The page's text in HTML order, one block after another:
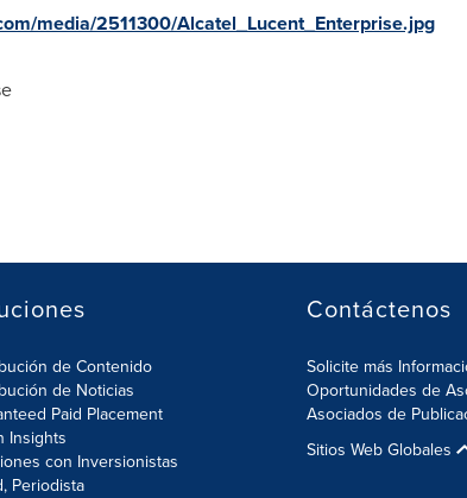
media/2511300/Alcatel_Lucent_Enterprise.jpg
de Contenido
de Noticias
Paid Placement
Insights
con Inversionistas
Periodista
Contáctenos
Solicite más
Oportunidades de
Asociados de
Sitios Web Globales